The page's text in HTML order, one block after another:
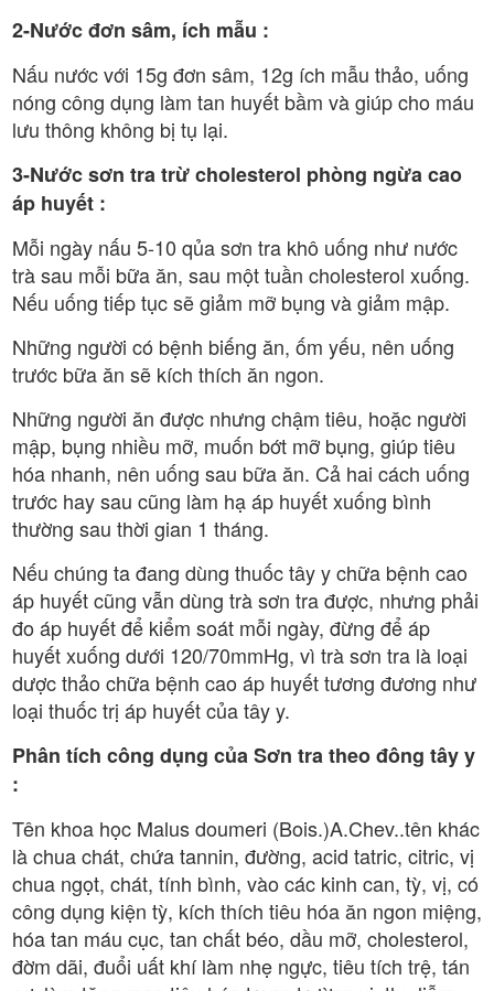
2-Nước đơn sâm, ích mẫu :
Nấu nước với 15g đơn sâm, 12g ích mẫu thảo, uống
nóng công dụng làm tan huyết bầm và giúp cho máu
lưu thông không bị tụ lại.
3-Nước sơn tra trừ cholesterol phòng ngừa cao
áp huyết :
Mỗi ngày nấu 5-10 qủa sơn tra khô uống như nước
trà sau mỗi bữa ăn, sau một tuần cholesterol xuống.
Nếu uống tiếp tục sẽ giảm mỡ bụng và giảm mập.
Những người có bệnh biếng ăn, ốm yếu, nên uống
trước bữa ăn sẽ kích thích ăn ngon.
Những người ăn được nhưng chậm tiêu, hoặc người
mập, bụng nhiều mỡ, muốn bớt mỡ bụng, giúp tiêu
hóa nhanh, nên uống sau bữa ăn. Cả hai cách uống
trước hay sau cũng làm hạ áp huyết xuống bình
thường sau thời gian 1 tháng.
Nếu chúng ta đang dùng thuốc tây y chữa bệnh cao
áp huyết cũng vẫn dùng trà sơn tra được, nhưng phải
đo áp huyết để kiểm soát mỗi ngày, đừng để áp
huyết xuống dưới 120/70mmHg, vì trà sơn tra là loại
dược thảo chữa bệnh cao áp huyết tương đương như
loại thuốc trị áp huyết của tây y.
Phân tích công dụng của Sơn tra theo đông tây y
:
Tên khoa học Malus doumeri (Bois.)A.Chev..tên khác
là chua chát, chứa tannin, đường, acid tatric, citric, vị
chua ngọt, chát, tính bình, vào các kinh can, tỳ, vị, có
công dụng kiện tỳ, kích thích tiêu hóa ăn ngon miệng,
hóa tan máu cục, tan chất béo, dầu mỡ, cholesterol,
đờm dãi, đuổi uất khí làm nhẹ ngực, tiêu tích trệ, tán